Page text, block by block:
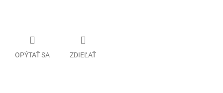
OPÝTAŤ SA ZDIEĽAŤ